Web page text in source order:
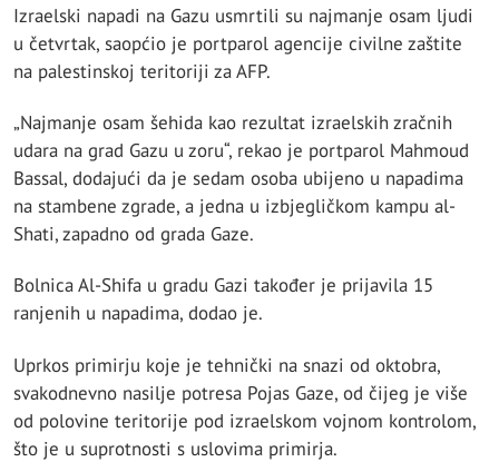
Izraelski napadi na Gazu usmrtili su najmanje osam ljudi
u četvrtak, saopćio je portparol agencije civilne zaštite
na palestinskoj teritoriji za AFP.
„Najmanje osam šehida kao rezultat izraelskih zračnih
udara na grad Gazu u zoru“, rekao je portparol Mahmoud
Bassal, dodajući da je sedam osoba ubijeno u napadima
na stambene zgrade, a jedna u izbjegličkom kampu al-
Shati, zapadno od grada Gaze.
Bolnica Al-Shifa u gradu Gazi također je prijavila 15
ranjenih u napadima, dodao je.
Uprkos primirju koje je tehnički na snazi od oktobra,
svakodnevno nasilje potresa Pojas Gaze, od čijeg je više
od polovine teritorije pod izraelskom vojnom kontrolom,
što je u suprotnosti s uslovima primirja.